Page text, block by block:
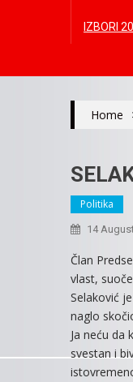
IZBORI
Home
Politika
14
Član
vlast,
Selaković
naglo
Ja neću da
svestan i